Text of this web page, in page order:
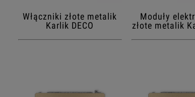
Włączniki złote metalik
Karlik DECO
Moduły
złote metalik